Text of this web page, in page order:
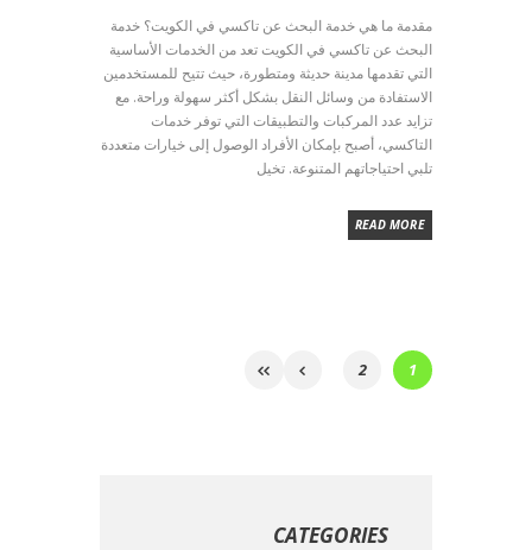
مقدمة ما هي خدمة البحث عن تاكسي في الكويت؟ خدمة
البحث عن تاكسي في الكويت تعد من الخدمات الأساسية
التي تقدمها مدينة حديثة ومتطورة، حيث تتيح للمستخدمين
الاستفادة من وسائل النقل بشكل أكثر سهولة وراحة. مع
تزايد عدد المركبات والتطبيقات التي توفر خدمات
التاكسي، أصبح بإمكان الأفراد الوصول إلى خيارات متعددة
تلبي احتياجاتهم المتنوعة. تخيل
READ MORE
1
2
CATEGORIES